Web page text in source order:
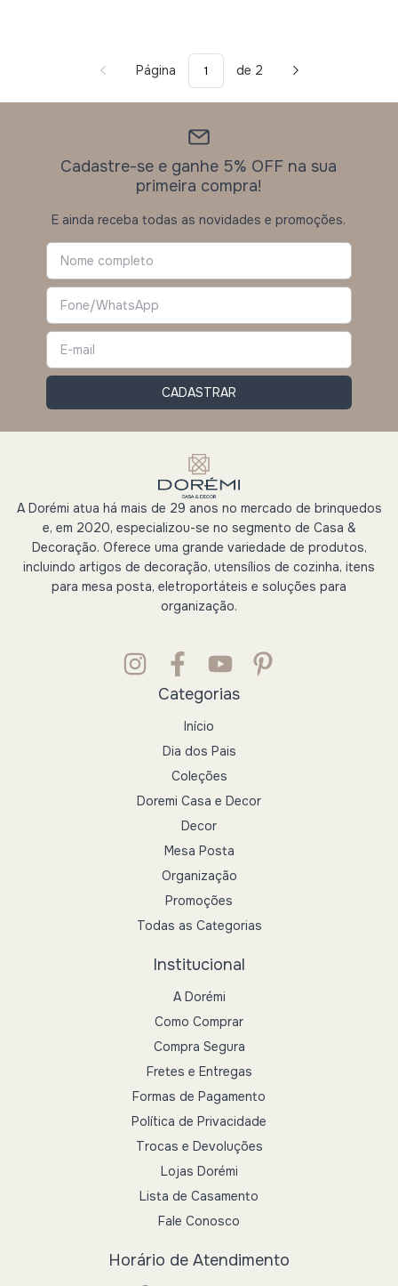
Página de 2
Cadastre-se e ganhe 5% OFF na sua
primeira compra!
E ainda receba todas as novidades e promoções.
A Dorémi atua há mais de 29 anos no mercado de brinquedos
e, em 2020, especializou-se no segmento de Casa &
Decoração. Oferece uma grande variedade de produtos,
incluindo artigos de decoração, utensílios de cozinha, itens
para mesa posta, eletroportáteis e soluções para
organização.
Categorias
Início
Dia dos Pais
Coleções
Doremi Casa e Decor
Decor
Mesa Posta
Organização
Promoções
Todas as Categorias
Institucional
A Dorémi
Como Comprar
Compra Segura
Fretes e Entregas
Formas de Pagamento
Política de Privacidade
Trocas e Devoluções
Lojas Dorémi
Lista de Casamento
Fale Conosco
Horário de Atendimento